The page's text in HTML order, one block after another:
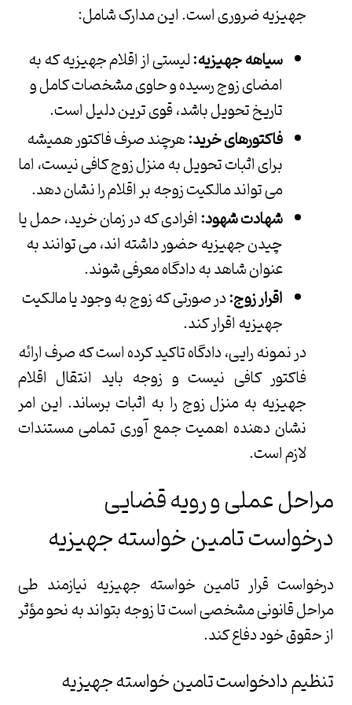
جهیزیه ضروری است. این مدارک شامل:
سیاهه جهیزیه:لیستی از اقلام جهیزیه که به
امضای زوج رسیده و حاوی مشخصات کامل و
تاریخ تحویل باشد، قوی ترین دلیل است.
فاکتورهای خرید:هرچند صرف فاکتور همیشه
برای اثبات تحویل به منزل زوج کافی نیست، اما
می تواند مالکیت زوجه بر اقلام را نشان دهد.
شهادت شهود:افرادی که در زمان خرید، حمل یا
چیدن جهیزیه حضور داشته اند، می توانند به
عنوان شاهد به دادگاه معرفی شوند.
اقرار زوج:در صورتی که زوج به وجود یا مالکیت
جهیزیه اقرار کند.
در نمونه رایی، دادگاه تاکید کرده است که صرف ارائه
فاکتور کافی نیست و زوجه باید انتقال اقلام
جهیزیه به منزل زوج را به اثبات برساند. این امر
نشان دهنده اهمیت جمع آوری تمامی مستندات
لازم است.
مراحل عملی و رویه قضایی
درخواست تامین خواسته جهیزیه
درخواست قرار تامین خواسته جهیزیه نیازمند طی
مراحل قانونی مشخصی است تا زوجه بتواند به نحو مؤثر
از حقوق خود دفاع کند.
تنظیم دادخواست تامین خواسته جهیزیه